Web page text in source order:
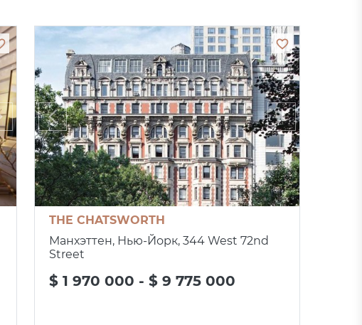
THE CHATSWORTH
Манхэттен, Нью-Йорк, 344 West 72nd
Street
$ 1 970 000 - $ 9 775 000